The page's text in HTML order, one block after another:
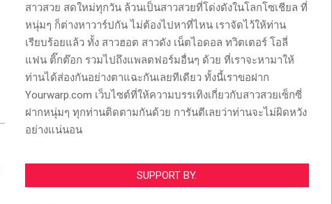
สาวสวย สดใหม่ทุกวัน ล้วนเป็นสาวสวยที่โด่งดังในโลกโซเชียล ที่
หนุ่มๆ ก็ต่างหาวาร์ปกัน ไม่ต้องไปหาที่ไหน เราจัดไว้ให้ท่าน
เรียบร้อยแล้ว ทั้ง สาวฮอต สาวดัง เน็ตไอดอล ทวิตเตอร์ โอลี่
แฟน ติ๊กต๊อก รวมไปถึงแพลตฟอร์มอื่นๆ ด้วย ที่เราจะหามาให้
ท่านได้ส่องกันอย่างตาแฉะกันเลยทีเดียว ทั้งนี้เราขอฝาก
Yourwarp.com เว็บไซต์ที่ให้ความบรรเทิงเกี่ยวกับสาวสวยเซ็กซี่
ฝากหนุ่มๆ ทุกท่านติดตามกันด้วย การันตีเลยว่าท่านจะไม่ผิดหวัง
อย่างแน่นอน
SUPPORT BY.